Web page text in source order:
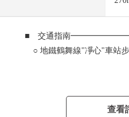
■ 交通指南
○ 地鐵鶴舞線"凈心"車站
○ 2017年3月築収益物件(
○ 鋼筋混凝土造3階建查看